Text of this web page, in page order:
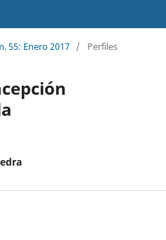
55: Enero 2017 / Perfiles